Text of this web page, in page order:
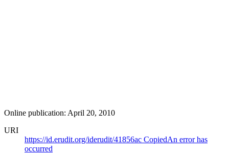
Online publication: April 20, 2010
URI
https://id.erudit.org/iderudit/41856ac CopiedAn error has
occurred